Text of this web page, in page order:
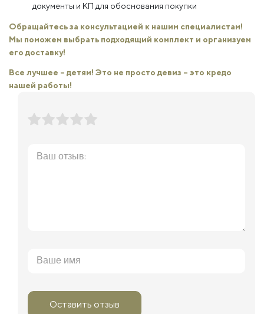
документы и КП для обоснования покупки
Обращайтесь за консультацией к нашим специалистам!
Мы поможем выбрать подходящий комплект и организуем
его доставку!
Все лучшее – детям! Это не просто девиз – это кредо
нашей работы!
Оставить отзыв